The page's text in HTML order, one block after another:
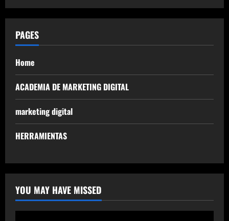
PAGES
Home
ACADEMIA DE MARKETING DIGITAL
marketing digital
HERRAMIENTAS
YOU MAY HAVE MISSED